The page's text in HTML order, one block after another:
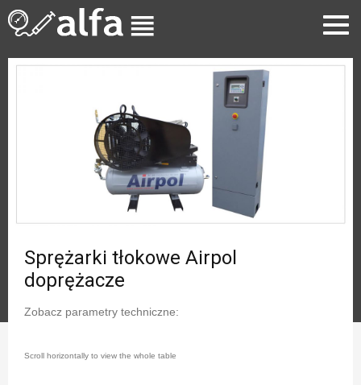
Sprężarki tłokowe Airpol
doprężacze
Zobacz parametry techniczne: